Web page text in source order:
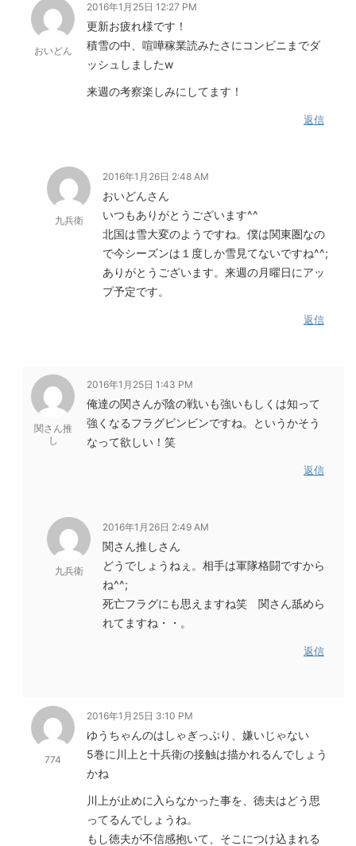
おいどん
2016年1月25日 12:27 PM
更新お疲れ様です！
積雪の中、喧嘩稼業読みたさにコンビニまでダ
ッシュしましたw
来週の考察楽しみにしてます！
返信
九兵衛
2016年1月26日 2:48 AM
おいどんさん
いつもありがとうございます^^
北国は雪大変のようですね。僕は関東圏なの
で今シーズンは１度しか雪見てないですね^^;
ありがとうございます。来週の月曜日にアッ
プ予定です。
返信
関さん推
し
2016年1月25日 1:43 PM
俺達の関さんが陰の戦いも強いもしくは知って
強くなるフラグビンビンですね。というかそう
なって欲しい！笑
返信
九兵衛
2016年1月26日 2:49 AM
関さん推しさん
どうでしょうねぇ。相手は軍隊格闘ですから
ね^^;
死亡フラグにも思えますね笑 関さん舐めら
れてますね・・。
返信
774
2016年1月25日 3:10 PM
ゆうちゃんのはしゃぎっぷり、嫌いじゃない
5巻に川上と十兵衛の接触は描かれるんでしょう
かね
川上が止めに入らなかった事を、徳夫はどう思
ってるんでしょうね。
もし徳夫が不信感抱いて、そこにつけ込まれる